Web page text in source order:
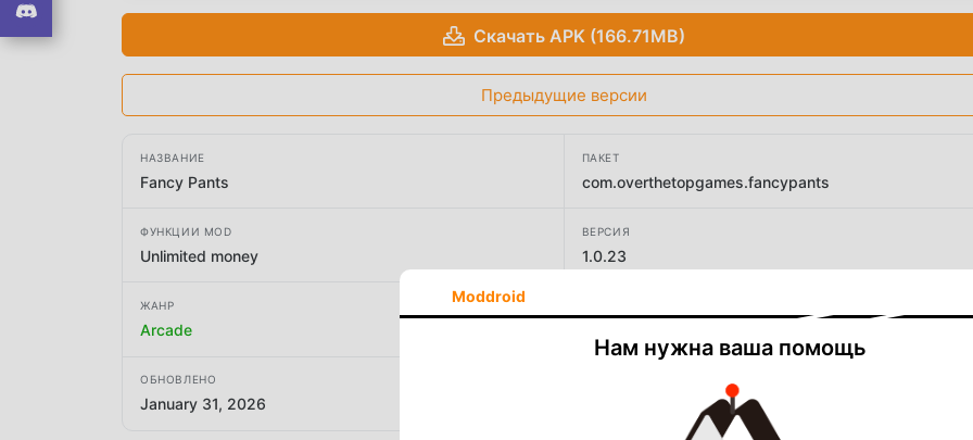
Скачать APK (166.71MB)
Предыдущие версии
НАЗВАНИЕ
Fancy Pants
ПАКЕТ
com.overthetopgames.fancypants
ФУНКЦИИ MOD
Unlimited money
ВЕРСИЯ
1.0.23
ЖАНР
Arcade
ОБНОВЛЕНО
January 31, 2026
Moddroid
Нам нужна ваша помощь